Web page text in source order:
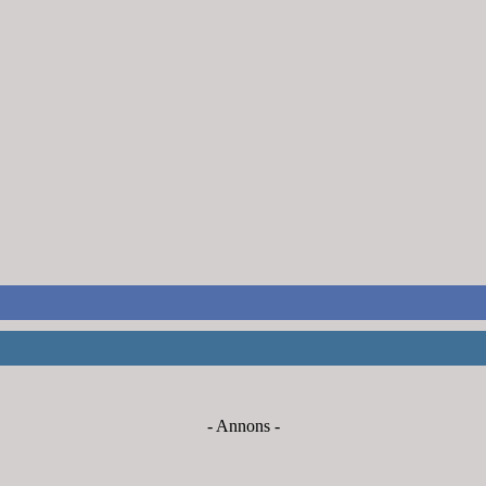
- Annons -